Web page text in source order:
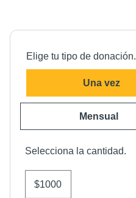
Una vez
Elige tu tipo de donación.
Mensual
Selecciona la cantidad.
$1000